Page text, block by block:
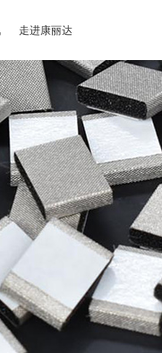
走进康丽达